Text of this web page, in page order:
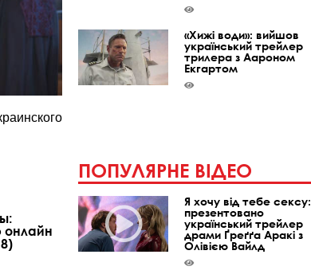
онлайн
«Хижі води»: вийшов
український трейлер
трилера з Аароном
Екгартом
ПОПУЛЯРНЕ ВІДЕО
Я хочу від тебе сексу:
презентовано
український трейлер
драми Ґреґґа Аракі з
Олівією Вайлд